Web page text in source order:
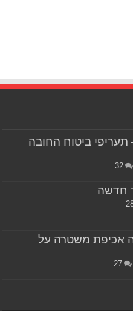
2019 – תעריפי ביטוח החובה
32
חדשה
אכיפת משטרה על
27